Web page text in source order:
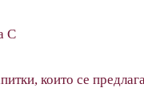
С
които се